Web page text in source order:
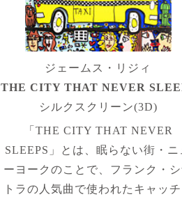
ジェームス・リジィ
THE CITY THAT NEVER
シルクスクリーン(3D)
「THE CITY THAT NEVER
SLEEPS」とは、眠らない街・ニ
ーヨークのことで、フランク・
トラの人気曲で使われたキャッチ